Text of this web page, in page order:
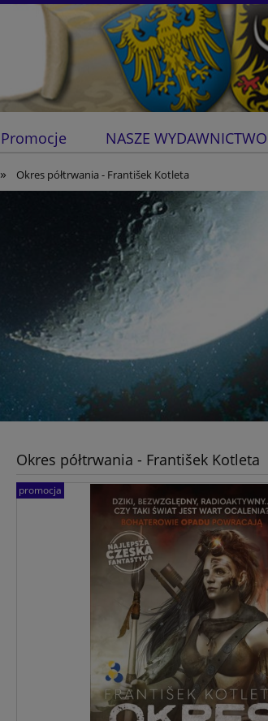
Promocje NASZE WYDAWNICTWO
» Okres półtrwania - František Kotleta
Okres półtrwania - František Kotleta
promocja